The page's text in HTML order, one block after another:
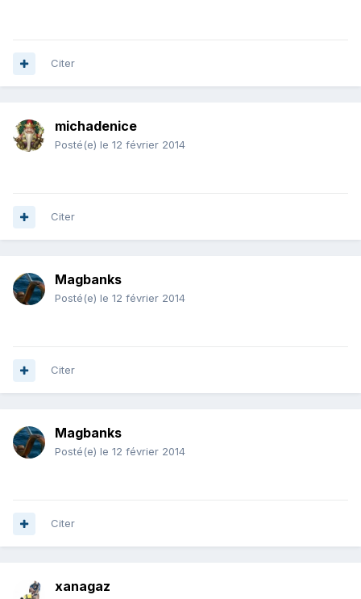
Citer
michadenice
Posté(e) le 12 février 2014
Citer
Magbanks
Posté(e) le 12 février 2014
Citer
Magbanks
Posté(e) le 12 février 2014
Citer
xanagaz